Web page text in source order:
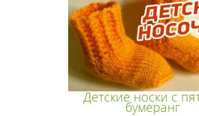
Детские носки с
бумеранг